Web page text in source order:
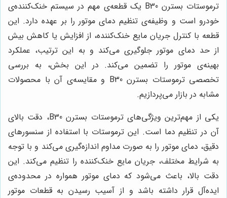
ترموستات بسترن B30 یک قطعه‌ی مهم در سیستم خنک‌کننده‌ی
خودرو است و وظیفه‌ی تنظیم دمای موتور را بر عهده دارد. این
قطعه با کنترل جریان مایع خنک‌کننده، از افزایش یا کاهش بیش
از حد دمای موتور جلوگیری می‌کند و به این ترتیب، عملکرد
بهینه‌ی موتور را تضمین می‌کند. در این بخش، به بررسی
تخصصی ترموستات بسترن B30 و مقایسه‌ی آن با محصولات
مشابه در بازار می‌پردازیم.
یکی از مهم‌ترین ویژگی‌های ترموستات بسترن B30، دقت بالای
آن در تنظیم دما است. این ترموستات با استفاده از سنسورهای
دقیق، دمای موتور را به صورت مداوم اندازه‌گیری می‌کند و با توجه
به شرایط مختلف، جریان مایع خنک‌کننده را تنظیم می‌کند. این
دقت بالا، باعث می‌شود که دمای موتور همواره در محدوده‌ی
ایده‌آل قرار داشته باشد و از آسیب رسیدن به قطعات موتور